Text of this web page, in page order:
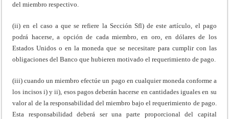
del miembro respectivo.
(ii) en el caso a que se refiere la Sección Sfl) de este artículo, el pago
podrá hacerse, a opción de cada miembro, en oro, en dólares de los
Estados Unidos o en la moneda que se necesitare para cumplir con las
obligaciones del Banco que hubieren motivado el requerimiento de pago.
(iii) cuando un miembro efectúe un pago en cualquier moneda conforme a
los incisos i) y ii), esos pagos deberán hacerse en cantidades iguales en su
valor al de la responsabilidad del miembro bajo el requerimiento de pago.
Esta responsabilidad deberá ser una parte proporcional del capital